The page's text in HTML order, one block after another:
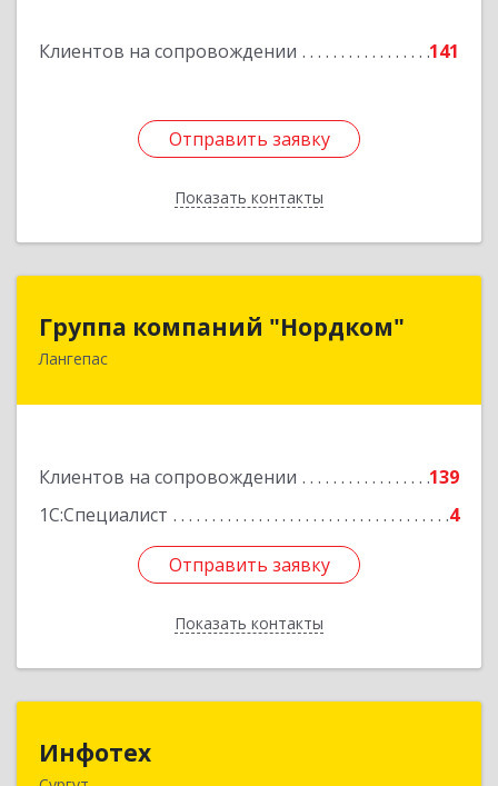
Клиентов на сопровождении 141
Отправить заявку
Показать контакты
Подробнее
Отправить заявку
Назад
Группа компаний "Нордком"
Лангепас
Клиентов на сопровождении
139
1С:Специалист
4
Отправить заявку
Показать контакты
Группа компаний "Нордком"
628672, Тюменская обл, Лангепас г., Солнечная
Отправить заявку
Назад
Инфотех